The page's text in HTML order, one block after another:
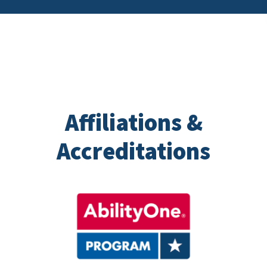
Affiliations &
Accreditations